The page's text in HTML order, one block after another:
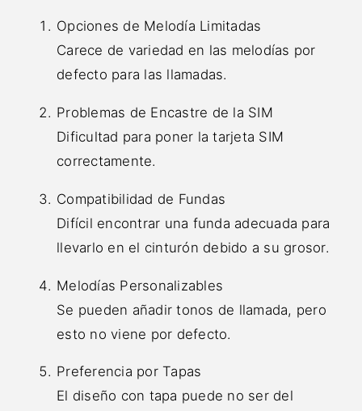
Opciones de Melodía Limitadas
Carece de variedad en las melodías por
defecto para las llamadas.
Problemas de Encastre de la SIM
Dificultad para poner la tarjeta SIM
correctamente.
Compatibilidad de Fundas
Difícil encontrar una funda adecuada para
llevarlo en el cinturón debido a su grosor.
Melodías Personalizables
Se pueden añadir tonos de llamada, pero
esto no viene por defecto.
Preferencia por Tapas
El diseño con tapa puede no ser del